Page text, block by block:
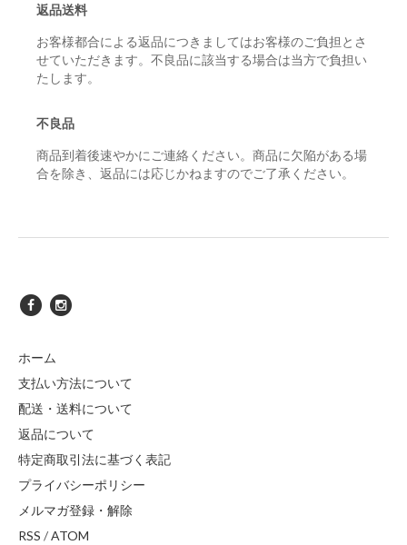
返品送料
お客様都合による返品につきましてはお客様のご負担とさ
せていただきます。不良品に該当する場合は当方で負担い
たします。
不良品
商品到着後速やかにご連絡ください。商品に欠陥がある場
合を除き、返品には応じかねますのでご了承ください。
ホーム
支払い方法について
配送・送料について
返品について
特定商取引法に基づく表記
プライバシーポリシー
メルマガ登録・解除
RSS /ATOM